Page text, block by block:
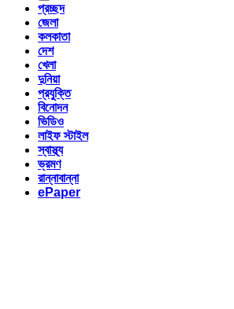
প্রচ্ছদ
জেলা
কলকাতা
দেশ
খেলা
দুনিয়া
প্রযুক্তি
বিনোদন
ভিডিও
লাইফ স্টাইল
স্বাস্থ্য
ভ্রমণ
রান্নাবান্না
ePaper